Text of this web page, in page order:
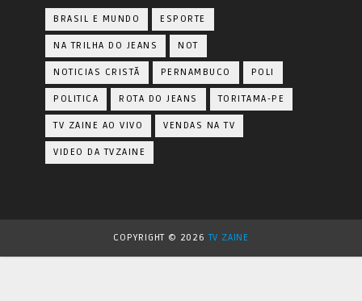
BRASIL E MUNDO ESPORTE
NA TRILHA DO JEANS NOT
NOTICIAS CRISTÃ PERNAMBUCO POLI
POLITICA ROTA DO JEANS TORITAMA-PE
TV ZAINE AO VIVO VENDAS NA TV
VIDEO DA TVZAINE
COPYRIGHT © 2026TV ZAINE